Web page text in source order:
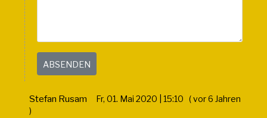
Stefan Rusam
Fr, 01. Mai 2020 | 15:10 ( vor 6 Jahren
)